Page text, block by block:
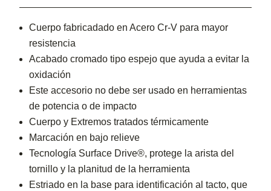
Cuerpo fabricadado en Acero Cr-V para mayor
resistencia
Acabado cromado tipo espejo que ayuda a evitar la
oxidación
Este accesorio no debe ser usado en herramientas
de potencia o de impacto
Cuerpo y Extremos tratados térmicamente
Marcación en bajo relieve
Tecnología Surface Drive®, protege la arista del
tornillo y la planitud de la herramienta
Estriado en la base para identificación al tacto, que